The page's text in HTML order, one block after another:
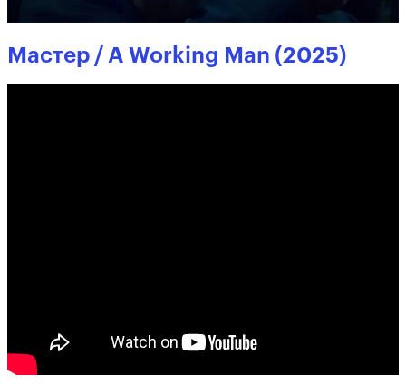
Мастер / A Working Man (2025)